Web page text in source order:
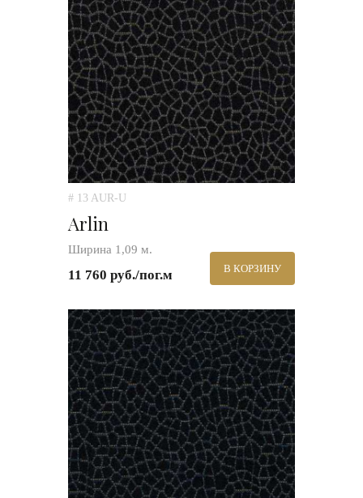
# 13 AUR-U
Arlin
Ширина 1,09 м.
11 760 руб./пог.м В КОРЗИНУ